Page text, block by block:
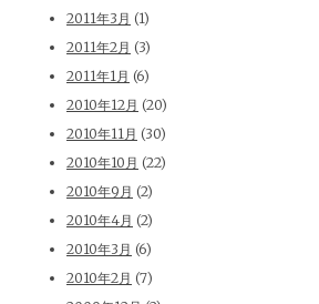
2011年3月 (1)
2011年2月 (3)
2011年1月 (6)
2010年12月 (20)
2010年11月 (30)
2010年10月 (22)
2010年9月 (2)
2010年4月 (2)
2010年3月 (6)
2010年2月 (7)